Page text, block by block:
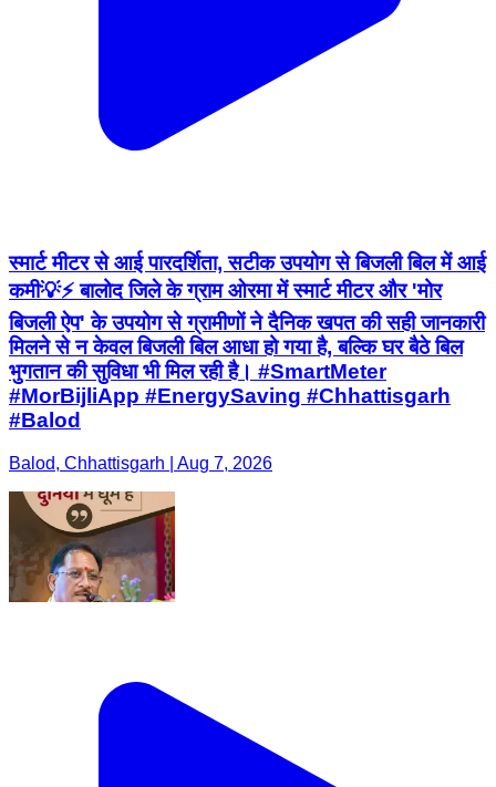
स्मार्ट मीटर से आई पारदर्शिता, सटीक उपयोग से बिजली बिल में आई
कमी💡⚡ बालोद जिले के ग्राम ओरमा में स्मार्ट मीटर और 'मोर
बिजली ऐप' के उपयोग से ग्रामीणों ने दैनिक खपत की सही जानकारी
मिलने से न केवल बिजली बिल आधा हो गया है, बल्कि घर बैठे बिल
भुगतान की सुविधा भी मिल रही है। #SmartMeter
#MorBijliApp #EnergySaving #Chhattisgarh
#Balod
Balod, Chhattisgarh | Aug 7, 2026